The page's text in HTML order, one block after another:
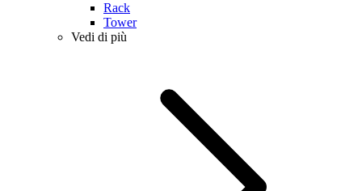
Rack
Tower
Vedi di più